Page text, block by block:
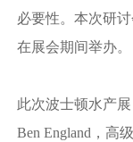
必要性。本次研
在展会期间举办。
此次波士顿水产
Ben England，高